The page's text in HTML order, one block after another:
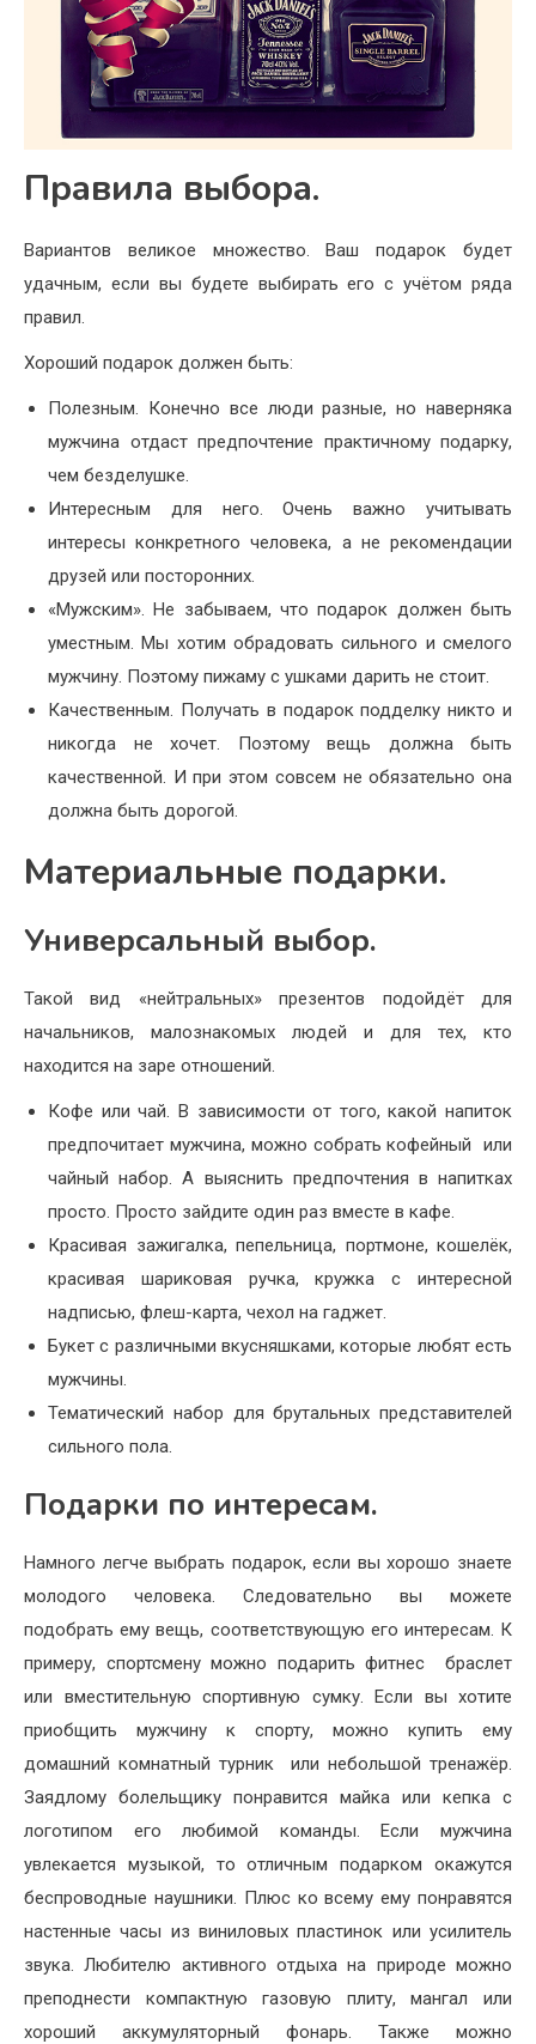
Правила выбора.
Вариантов великое множество. Ваш подарок будет
удачным, если вы будете выбирать его с учётом ряда
правил.
Хороший подарок должен быть:
Полезным. Конечно все люди разные, но наверняка
мужчина отдаст предпочтение практичному подарку,
чем безделушке.
Интересным для него. Очень важно учитывать
интересы конкретного человека, а не рекомендации
друзей или посторонних.
«Мужским». Не забываем, что подарок должен быть
уместным. Мы хотим обрадовать сильного и смелого
мужчину. Поэтому пижаму с ушками дарить не стоит.
Качественным. Получать в подарок подделку никто и
никогда не хочет. Поэтому вещь должна быть
качественной. И при этом совсем не обязательно она
должна быть дорогой.
Материальные подарки.
Универсальный выбор.
Такой вид «нейтральных» презентов подойдёт для
начальников, малознакомых людей и для тех, кто
находится на заре отношений.
Кофе или чай. В зависимости от того, какой напиток
предпочитает мужчина, можно собрать кофейный или
чайный набор. А выяснить предпочтения в напитках
просто. Просто зайдите один раз вместе в кафе.
Красивая зажигалка, пепельница, портмоне, кошелёк,
красивая шариковая ручка, кружка с интересной
надписью, флеш-карта, чехол на гаджет.
Букет с различными вкусняшками, которые любят есть
мужчины.
Тематический набор для брутальных представителей
сильного пола.
Подарки по интересам.
Намного легче выбрать подарок, если вы хорошо знаете
молодого человека. Следовательно вы можете
подобрать ему вещь, соответствующую его интересам. К
примеру, спортсмену можно подарить фитнес браслет
или вместительную спортивную сумку. Если вы хотите
приобщить мужчину к спорту, можно купить ему
домашний комнатный турник или небольшой тренажёр.
Заядлому болельщику понравится майка или кепка с
логотипом его любимой команды. Если мужчина
увлекается музыкой, то отличным подарком окажутся
беспроводные наушники. Плюс ко всему ему понравятся
настенные часы из виниловых пластинок или усилитель
звука. Любителю активного отдыха на природе можно
преподнести компактную газовую плиту, мангал или
хороший аккумуляторный фонарь. Также можно